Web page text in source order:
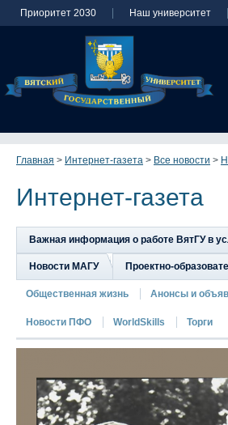
Приоритет 2030 Наш университет
Главная > Интернет-газета > Все новости >
Интернет-газета
Важная информация о работе ВятГУ в
Новости МАГУ Проектно-
Общественная жизнь Анонсы и
Новости ПФО WorldSkills Торги